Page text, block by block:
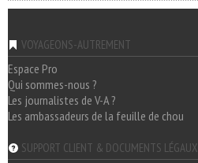
VOYAGEONS-AUTREMENT
Espace Pro
Qui sommes-nous ?
Les journalistes de V-A ?
Les ambassadeurs de la feuille de chou
SUPPORT CLIENT & DOCUMENTS LÉGAUX